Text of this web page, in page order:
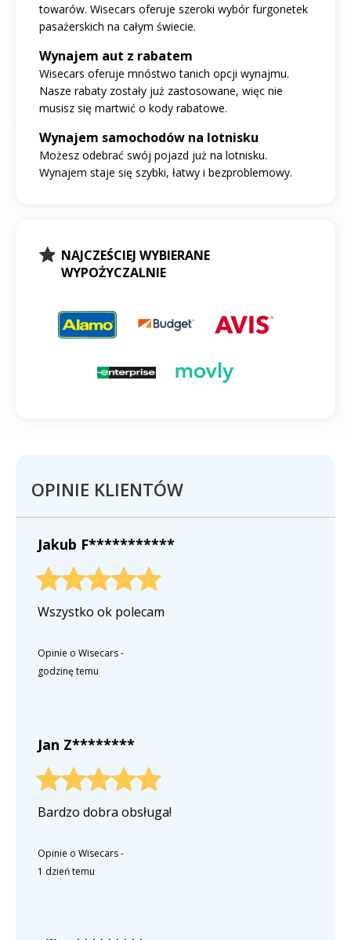
towarów. Wisecars oferuje szeroki wybór furgonetek
pasażerskich na całym świecie.
Wynajem aut z rabatem
Wisecars oferuje mnóstwo tanich opcji wynajmu.
Nasze rabaty zostały już zastosowane, więc nie
musisz się martwić o kody rabatowe.
Wynajem samochodów na lotnisku
Możesz odebrać swój pojazd już na lotnisku.
Wynajem staje się szybki, łatwy i bezproblemowy.
NAJCZEŚCIEJ WYBIERANE
WYPOŻYCZALNIE
OPINIE KLIENTÓW
Jakub F***********
Wszystko ok polecam
Opinie o Wisecars-
godzinę temu
Jan Z********
Bardzo dobra obsługa!
Opinie o Wisecars-
1 dzień temu